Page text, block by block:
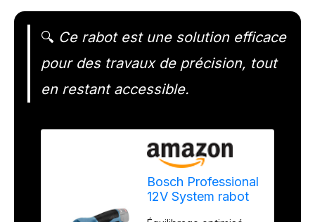
🔍 Ce rabot est une solution efficace
pour des travaux de précision, tout
en restant accessible.
Bosch Professional
12V System rabot